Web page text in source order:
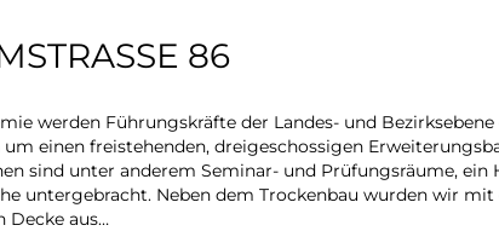
86
werden Führungskräfte der Landes- und
einen freistehenden, dreigeschossigen
sind unter anderem Seminar- und Prüfungsräume, ein
untergebracht. Neben dem Trockenbau wurden wir
Decke aus…